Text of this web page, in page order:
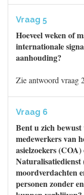
Vraag 5
Hoeveel weken of
internationale
aanhouding?
Zie antwoord vraag
Vraag 6
Bent u zich bewust
medewerkers van
asielzoekers
moordverdachten
personen zonder